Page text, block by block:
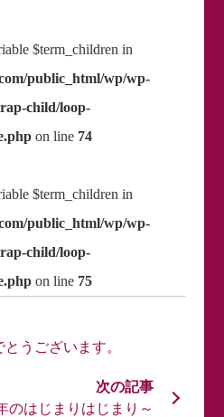
$term_children in
public_html/wp/wp-
child/loop-
on line 74
$term_children in
public_html/wp/wp-
child/loop-
on line 75
うございます。
のはじまりはじまり～